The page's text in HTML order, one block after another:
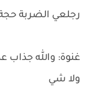
رجلعي الضربة
غنوة: والله
ولا شي